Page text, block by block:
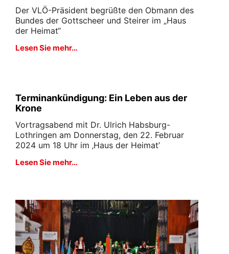
Der VLÖ-Präsident begrüßte den Obmann des
Bundes der Gottscheer und Steirer im „Haus
der Heimat“
Lesen Sie mehr…
Terminankündigung: Ein Leben aus der
Krone
Vortragsabend mit Dr. Ulrich Habsburg-
Lothringen am Donnerstag, den 22. Februar
2024 um 18 Uhr im ‚Haus der Heimat’
Lesen Sie mehr…